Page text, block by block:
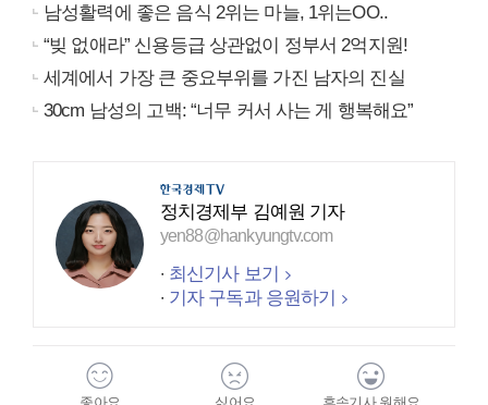
남성활력에 좋은 음식 2위는 마늘, 1위는OO..
“빚 없애라” 신용등급 상관없이 정부서 2억지원!
세계에서 가장 큰 중요부위를 가진 남자의 진실
30cm 남성의 고백: “너무 커서 사는 게 행복해요”
정치경제부 김예원 기자
yen88@hankyungtv.com
최신기사 보기
기자 구독과 응원하기